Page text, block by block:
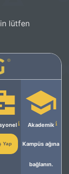
lütfen
Yap
Akademik
Kampüs ağına
bağlanın.